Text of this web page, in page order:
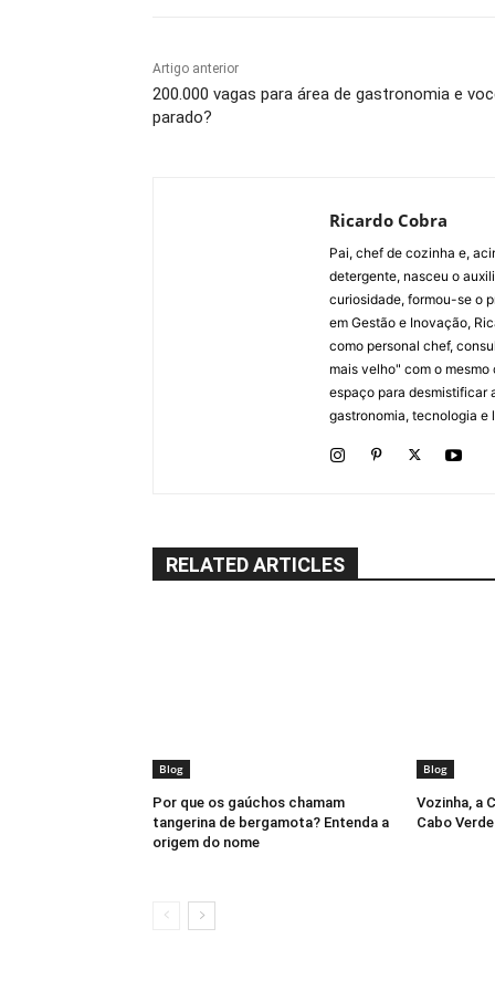
Artigo anterior
200.000 vagas para área de gastronomia e
parado?
Ricardo Cobra
Pai, chef de cozinha e,
detergente, nasceu o
curiosidade, formou-se o
em Gestão e Inovação,
como personal chef,
mais velho" com o
espaço para desmistificar
gastronomia, tecnologia e
RELATED ARTICLES
Blog
Por que os gaúchos chamam
tangerina de bergamota? Entenda a
origem do nome
Blog
Vozinha, a
Cabo